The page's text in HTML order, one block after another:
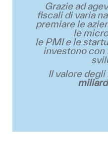
Grazie ad
fiscali di varia
premiare le
le
le PMI e le
investono con
Il valore